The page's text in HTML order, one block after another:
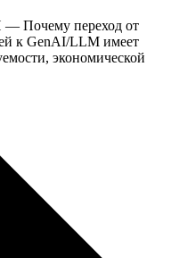
— Почему переход от
к GenAI/LLM имеет
экономической